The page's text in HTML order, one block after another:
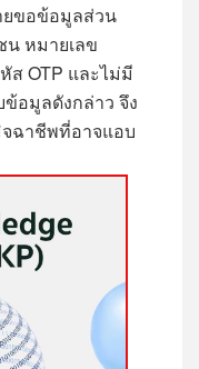
ขอข้อมูลส่วน
น หมายเลข
สOTP และไม่มี
อมูลดังกล่าว จึง
ฉาชีพที่อาจแอบ